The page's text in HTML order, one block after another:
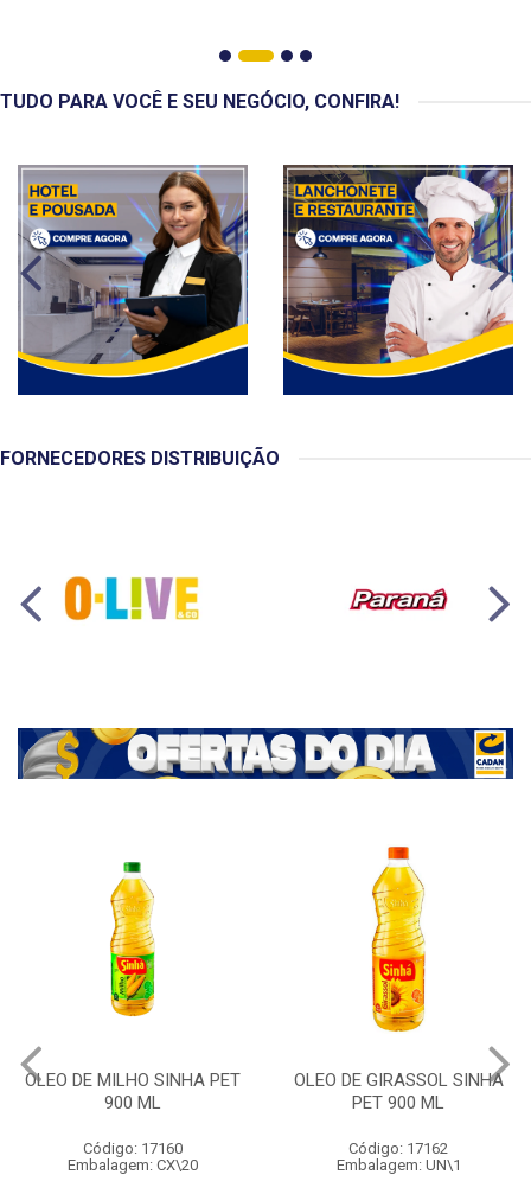
TUDO PARA VOCÊ E SEU NEGÓCIO, CONFIRA!
FORNECEDORES DISTRIBUIÇÃO
OLEO DE MILHO SINHA PET
900 ML
Código: 17160
Embalagem: CX\20
OLEO DE GIRASSOL SINHA
PET 900 ML
Código: 17162
Embalagem: UN\1